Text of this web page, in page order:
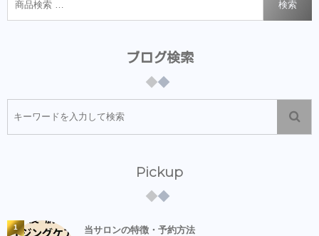
検索
ブログ検索
Pickup
当サロンの特徴・予約方法
1